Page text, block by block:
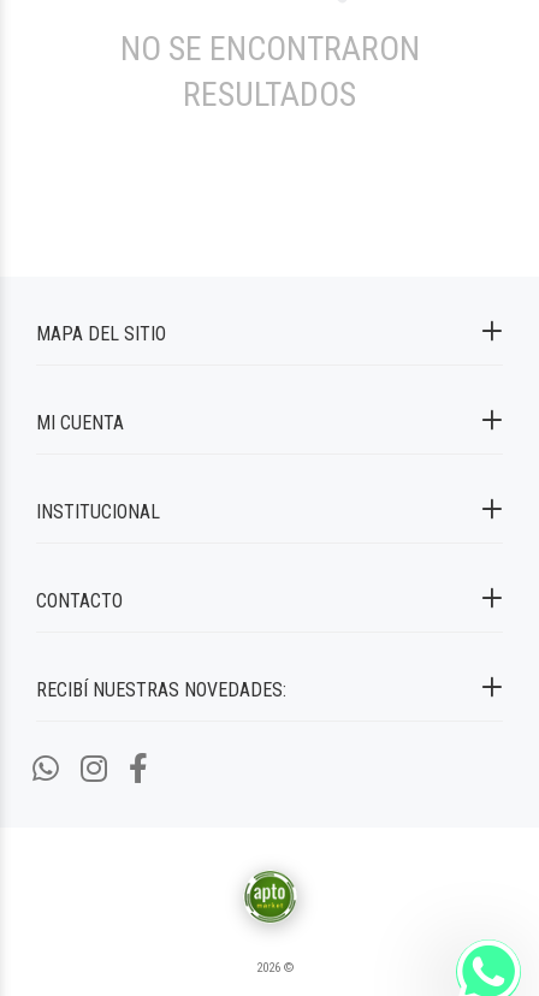
NO SE ENCONTRARON
RESULTADOS
RECIBÍ NUESTRAS NOVEDADES:
MAPA DEL SITIO
MI CUENTA
INSTITUCIONAL
CONTACTO
2026 ©